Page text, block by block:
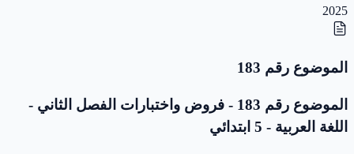
2025
الموضوع رقم 183
الموضوع رقم 183 - فروض واختبارات الفصل الثاني -
اللغة العربية - 5 ابتدائي